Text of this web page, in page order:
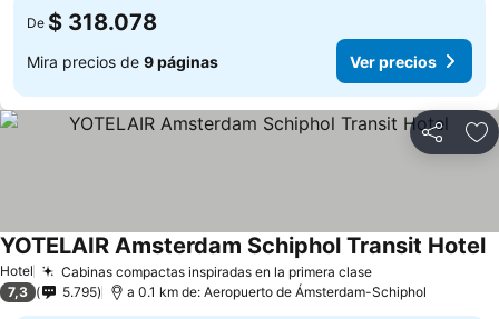
De $ 318.078
Mira precios de 9 páginas Ver precios
Compartir
Hotel Cabinas compactas inspiradas en la primera clase
YOTELAIR Amsterdam Schiphol Transit Hotel
7,3 5.795 a 0.1 km de: Aeropuerto de Ámsterdam-Schiphol